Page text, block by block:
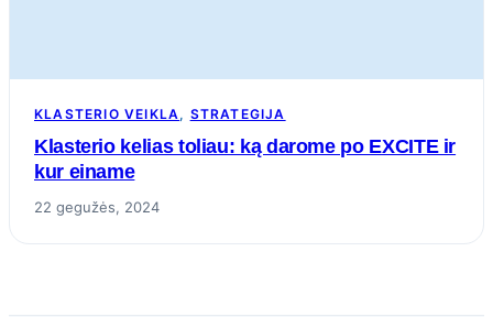
KLASTERIO VEIKLA, STRATEGIJA
Klasterio kelias toliau: ką darome po EXCITE ir
kur einame
22 gegužės, 2024